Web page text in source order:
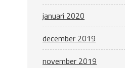
januari 2020
december 2019
november 2019